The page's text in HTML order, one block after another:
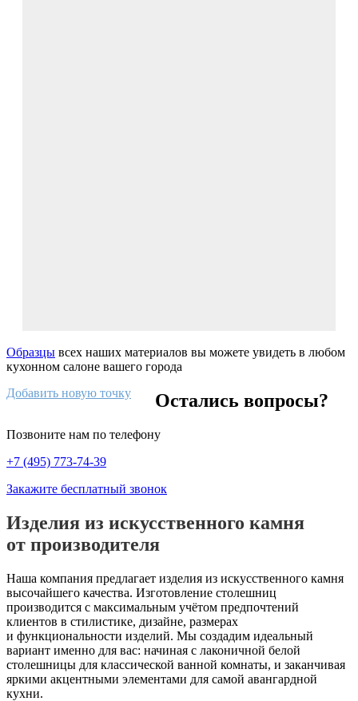
Образцы всех наших материалов вы можете увидеть в любом
кухонном салоне вашего города
Добавить новую точку
Остались вопросы?
Позвоните нам по телефону
+7 (495) 773-74-39
Закажите бесплатный звонок
Изделия из искусственного камня
от производителя
Наша компания предлагает изделия из искусственного камня
высочайшего качества. Изготовление столешниц
производится с максимальным учётом предпочтений
клиентов в стилистике, дизайне, размерах
и функциональности изделий. Мы создадим идеальный
вариант именно для вас: начиная с лаконичной белой
столешницы для классической ванной комнаты, и заканчивая
яркими акцентными элементами для самой авангардной
кухни.